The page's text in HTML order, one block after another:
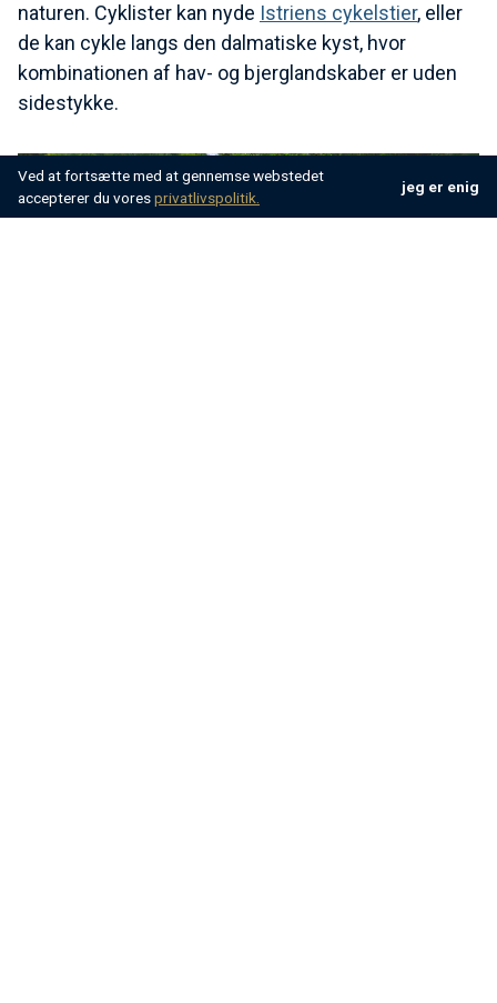
naturen. Cyklister kan nyde Istriens cykelstier, eller
de kan cykle langs den dalmatiske kyst, hvor
kombinationen af hav- og bjerglandskaber er uden
sidestykke.
Ved at fortsætte med at gennemse webstedet
accepterer du voresprivatlivspolitik.
jeg er enig